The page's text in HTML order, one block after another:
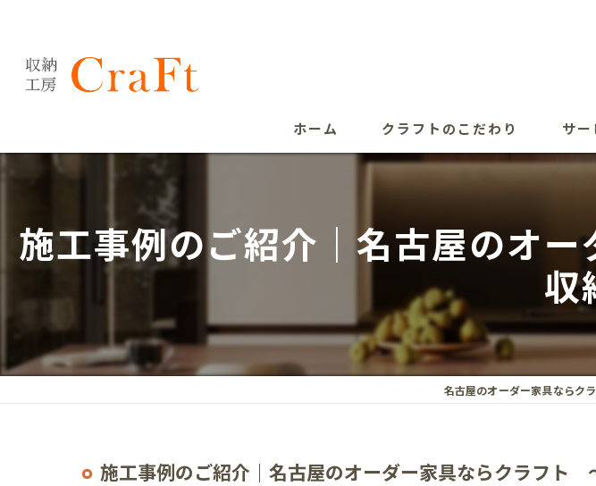
ホーム クラフトのこだわり サー
施工事例のご紹介｜名古屋のオ
収
名古屋のオーダー家具ならク
施工事例のご紹介｜名古屋のオーダー家具ならクラフト